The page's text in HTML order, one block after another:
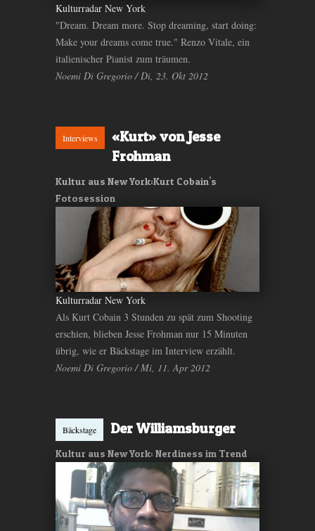
Kulturradar New York
"Dream. Dream more. Stop dreaming, start doing:
Make your dreams come true." Renzo Vitale, ein
italienischer Pianist zum träumen.
Noemi Di Gregorio / Di, 23. Okt 2012
Interviews
«Kurt» von Jesse
Frohman
Kultur aus New York:Kurt Cobain's
Fotosession
Kulturradar New York
Als Kurt Cobain 3 Stunden zu spät zum Shooting
erschien, blieben Jesse Frohman nur 15 Minuten
übrig, wie er Bäckstage im Interview erzählt.
Noemi Di Gregorio / Mi, 11. Apr 2012
Bäckstage Der Williamsburger
Kultur aus New York: Nerdiness im Trend